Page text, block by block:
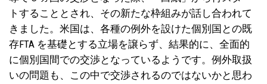
トすることとされ、その新たな枠組みが話し合われて
きました。米国は、各種の例外を設けた個別国との既
存FTA を基礎とする立場を譲らず、結果的に、全面的
に個別国間での交渉となっているようです。例外取扱
いの問題も、この中で交渉されるのではないかと思わ